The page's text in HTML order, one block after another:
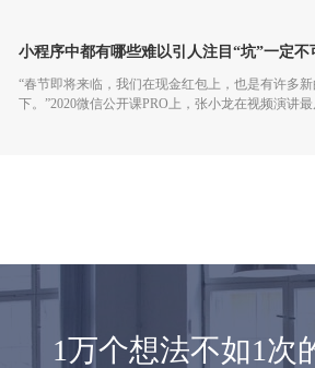
小程序中都有哪些难以引人注目“坑”一定不
“春节即将来临，我们在现金红包上，也是有许多
下。”2020微信公开课PRO上，张小龙在视频演讲
1万个想法不如1次